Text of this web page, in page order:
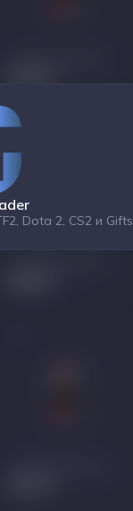
Dota 2, CS2 и Gifts